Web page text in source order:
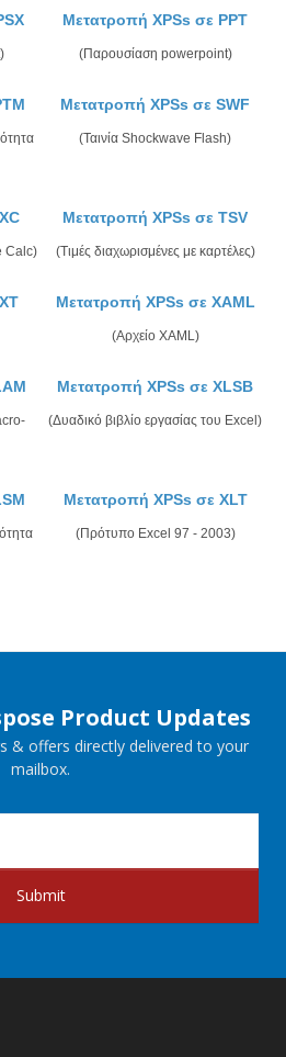
Μετατροπή XPSs σε PPT
(Παρουσίαση powerpoint)
Μετατροπή XPSs σε SWF
(Ταινία Shockwave Flash)
Calc)
Μετατροπή XPSs σε TSV
(Τιμές διαχωρισμένες με καρτέλες)
Μετατροπή XPSs σε XAML
(Αρχείο XAML)
Μετατροπή XPSs σε XLSB
(Δυαδικό βιβλίο εργασίας του Excel)
Μετατροπή XPSs σε XLT
(Πρότυπο Excel 97 - 2003)
Product Updates
& offers directly delivered to your
mailbox.
Submit